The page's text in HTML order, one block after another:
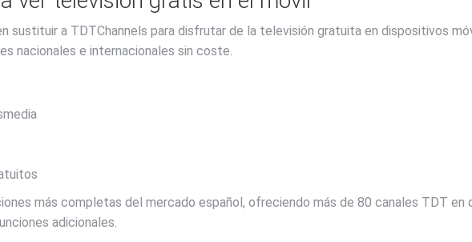
sustituir a TDTChannels para disfrutar de la televisión gratuita en dispositivos
nacionales e internacionales sin coste.
más completas del mercado español, ofreciendo más de 80 canales TDT
adicionales.